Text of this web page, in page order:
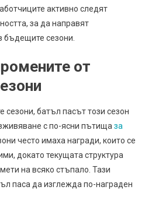
активно следят
за да направят
бъдещите сезони.
от
сезони, батъл пасът този сезон
с по-ясни пътища за
често имаха награди, които се
докато текущата структура
на всяко стъпало. Тази
паса да изглежда по-награден